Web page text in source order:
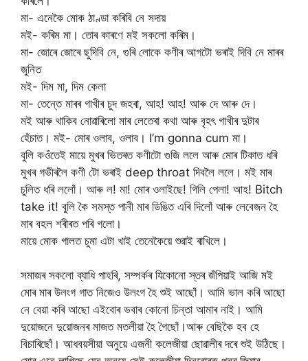
মা- এনেকৈ মোক ঠাণ্ডা কৰিবি নে সদায়
মই- কৰিম মা। তোৰ কাৰণে মই সকলো কৰিম।
মা- জোৰে জোৰে ছুদিবি নে, গুৰি লোকে কণীৰ আগটো ভৰাই দিবি নে মাৰৰ
জুনিত
মই- দিম মা, দিম কেলা
মা- তেন্তে মাৰৰ গাখীৰ চুদ জহৰা, আহ! আহ! আৰু দে আৰু দে।
মই আৰু থাকিব নোৱাৰিলো মাৰ লেতেৰা কথা আৰু বৃহৎ গাখীৰ দুটাৰ
হেঁচাত। মই- মোৰ ওলাব, ওলাব। I’m gonna cum মা।
বুলি কওঁতেই মায়ে মুখৰ ভিতৰত কণীটো গুজি ললে আৰু মোৰ টিকাত ধৰি
মুখৰ গভীৰলৈ কণী টো ভৰাই deep throat দিবলৈ ললে। মই মাৰ
চুলিত ধৰি ললোঁ। আৰু ল! মা! মোৰ ওলাইছে! গিলি পেলা! আহ! Bitch
take it! বুলি কৈ সমস্ত পানী মাৰ ডিঙিত এৰি দিলোঁ আৰু লেবেজন হৈ
মাৰ বহল শৰীৰত পৰি গলো।
মায়ে মোক গালত চুমা এটা খাই তেনেকৈয়ে শুৱাই ৰাখিলে।
সমাজৰ সকলো ব্যাধি পাহৰি, সম্পৰ্কৰ যিকোনো স্তৰ জঁপিয়াই আজি মই
মোৰ মাৰ উলংগ গাত নিজেও উলংগ হৈ শুই আছোঁ। আমি ভাল কৰি আছো
নে বেয়া কৰি আছো এইবোৰ ভবাৰ কোনো চিন্তা আমাৰ নাই। আমি
দুয়োজনে দুয়োজনৰ মাজত মতলীয়া হৈ গৈছোঁ।আৰু বেছিকৈ হব হে
বিচাৰিছোঁ। আধবয়সীয়া অনুয়ে এজনী কলেজীয়া ছোৱালীৰ দৰে শুই উঠিছে।